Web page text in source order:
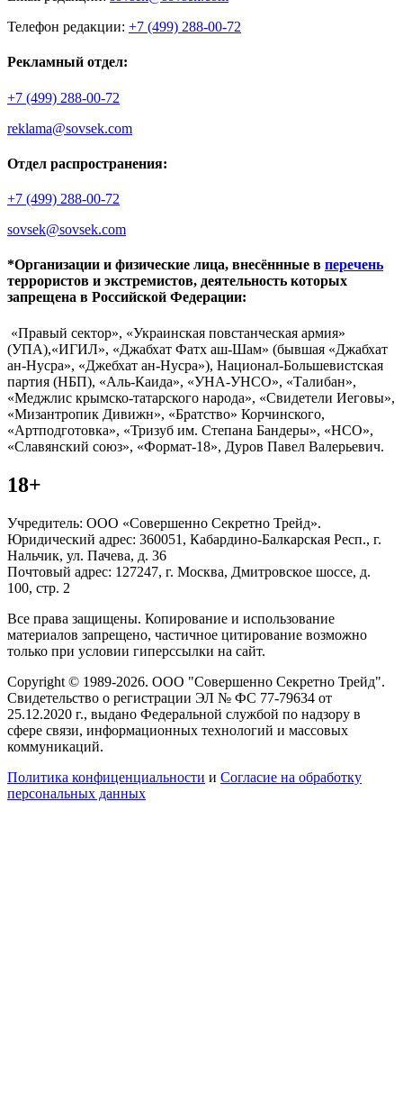
Телефон редакции: +7 (499) 288-00-72
Рекламный отдел:
+7 (499) 288-00-72
reklama@sovsek.com
Отдел распространения:
+7 (499) 288-00-72
sovsek@sovsek.com
*Организации и физические лица, внесённные в перечень
террористов и экстремистов, деятельность которых
запрещена в Российской Федерации:
«Правый сектор», «Украинская повстанческая армия»
(УПА),«ИГИЛ», «Джабхат Фатх аш-Шам» (бывшая «Джабхат
ан-Нусра», «Джебхат ан-Нусра»), Национал-Большевистская
партия (НБП), «Аль-Каида», «УНА-УНСО», «Талибан»,
«Меджлис крымско-татарского народа», «Свидетели Иеговы»,
«Мизантропик Дивижн», «Братство» Корчинского,
«Артподготовка», «Тризуб им. Степана Бандеры», «НСО»,
«Славянский союз», «Формат-18», Дуров Павел Валерьевич.
18+
Учредитель: ООО «Совершенно Секретно Трейд».
Юридический адрес: 360051, Кабардино-Балкарская Респ., г.
Нальчик, ул. Пачева, д. 36
Почтовый адрес: 127247, г. Москва, Дмитровское шоссе, д.
100, стр. 2
Все права защищены. Копирование и использование
материалов запрещено, частичное цитирование возможно
только при условии гиперссылки на сайт.
Copyright © 1989-2026. ООО "Совершенно Секретно Трейд".
Свидетельство о регистрации ЭЛ № ФС 77-79634 от
25.12.2020 г., выдано Федеральной службой по надзору в
сфере связи, информационных технологий и массовых
коммуникаций.
Политика конфиценциальности и Согласие на обработку
персональных данных